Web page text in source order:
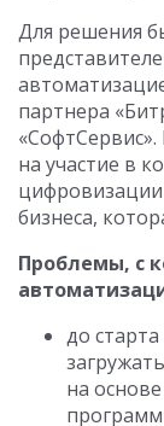
Для решения
партнера
на участие в
цифровизации
бизнеса,
Проблемы, с
до
на